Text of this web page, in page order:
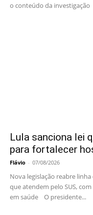
o conteúdo da
Lula sanciona lei
para fortalecer
Flávio - 07/08/2026
Nova legislação reabre
que atendem pelo SUS,
em saúde O presidente...